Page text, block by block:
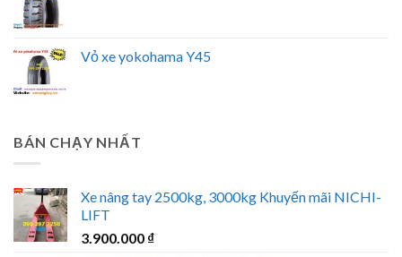
Vỏ xe yokohama Y45
BÁN CHẠY NHẤT
Xe nâng tay 2500kg, 3000kg Khuyến mãi NICHI-
LIFT
3.900.000 ₫